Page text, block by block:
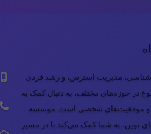
خودشناسی، مدیریت استرس، و رشد فردی
در حوزه‌های مختلف، به دنبال کمک به
و موفقیت‌های شخصی است. موسسه
نوین، به شما کمک می‌کند تا در مسیر